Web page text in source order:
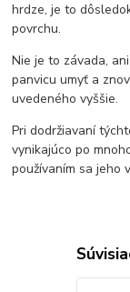
hrdze, je to
povrchu.
Nie je to závada,
panvicu umyť a
uvedeného vyššie.
Pri dodržiavaní
vynikajúco po
používaním sa jeho